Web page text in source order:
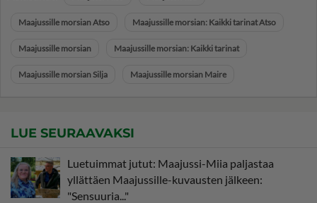
Maajussille morsian Atso Maajussille morsian: Kaikki tarinat Atso
Maajussille morsian Maajussille morsian: Kaikki tarinat
Maajussille morsian Silja Maajussille morsian Maire
LUE SEURAAVAKSI
Luetuimmat jutut: Maajussi-Miia paljastaa
yllättäen Maajussille-kuvausten jälkeen:
"Sensuuria..."